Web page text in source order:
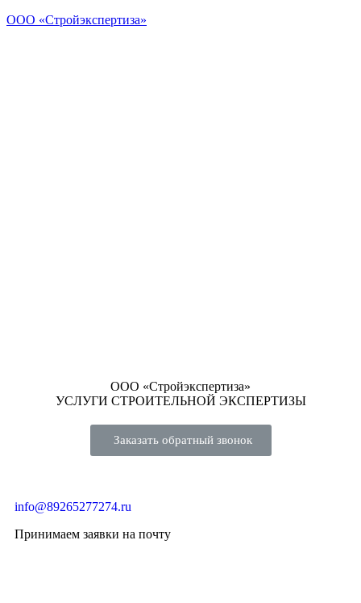
ООО «Стройэкспертиза»
ООО «Стройэкспертиза»
УСЛУГИ СТРОИТЕЛЬНОЙ ЭКСПЕРТИЗЫ
Заказать обратный звонок
info@89265277274.ru
Принимаем заявки на почту